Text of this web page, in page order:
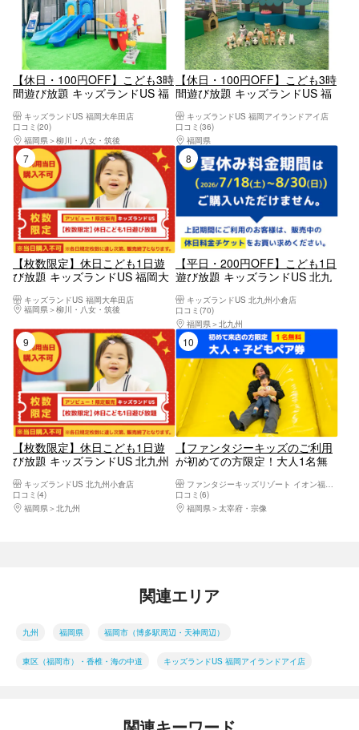
【休日・100円OFF】こども3時
間遊び放題 キッズランドUS 福
キッズランドUS 福岡大牟田店
口コミ(20)
福岡県
柳川・八女・筑後
【休日・100円OFF】こども3時
間遊び放題 キッズランドUS 福
キッズランドUS 福岡アイランドアイ店
口コミ(36)
福岡県
7位
【枚数限定】休日こども1日遊
び放題 キッズランドUS 福岡大
キッズランドUS 福岡大牟田店
福岡県
柳川・八女・筑後
8位
【平日・200円OFF】こども1日
遊び放題 キッズランドUS 北九
キッズランドUS 北九州小倉店
口コミ(70)
福岡県
北九州
9位
【枚数限定】休日こども1日遊
び放題 キッズランドUS 北九州
キッズランドUS 北九州小倉店
口コミ(4)
福岡県
北九州
10位
【ファンタジーキッズのご利用
が初めての方限定！大人1名無
ト福岡（子ども1日遊び放題）
口コミ(6)
福岡県
太宰府・宗像
関連エリア
九州 福岡県 福岡市（博多駅周辺・天神周辺）
東区（福岡市）・香椎・海の中道 キッズランドUS 福岡アイランドアイ店